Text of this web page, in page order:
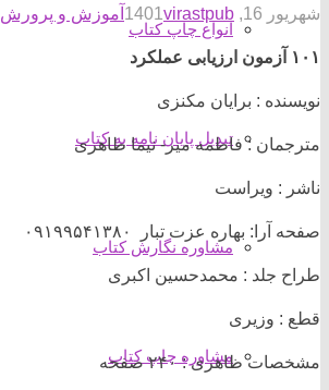
انواع چاپ کتاب
تبدیل پایان نامه به کتاب
مشاوره نگارش کتاب
مشاوره چاپ کتاب
شهریور 16, 1401 virastpub آموزش و پرورش
۱۰۱ آزمون ارزیابی عملکرد
نویسنده : برایان مکنزی
مترجمان : فاطمه میر- نیما طاهری
ناشر : ویراست
صفحه آرا: بهاره عزت تبار ۰۹۱۹۹۵۴۱۳۸۰
طراح جلد : محمدحسین اکبری
قطع : وزیری
مشخصات ظاهری : ۲۴۰ صفحه